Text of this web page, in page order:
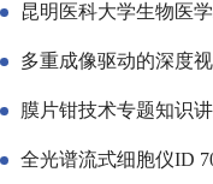
昆明医科大学生物医
多重成像驱动的深度
膜片钳技术专题知识
全光谱流式细胞仪ID